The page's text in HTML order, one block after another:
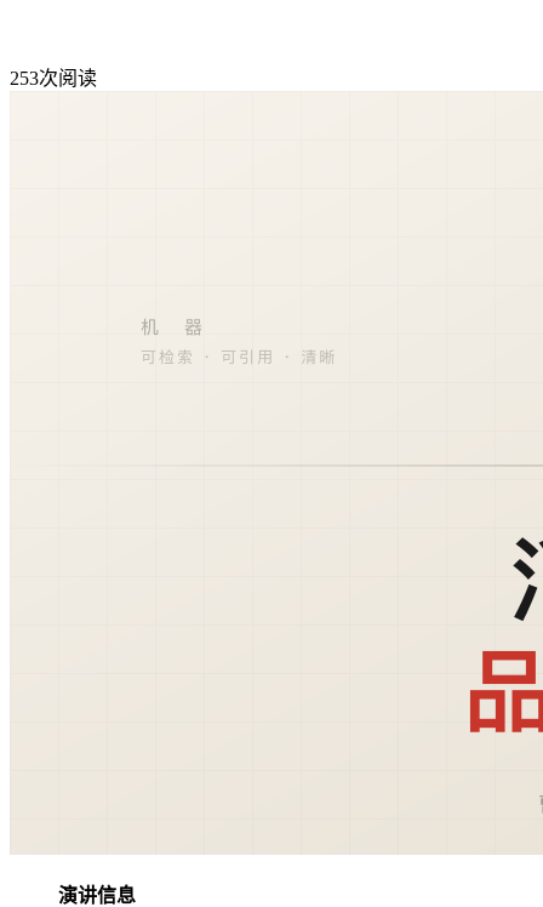
253次阅读
演讲信息